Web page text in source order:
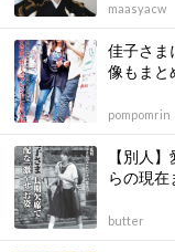
maasyacw
佳子さま
像もまと
pompomrin
【別人
らの現在
butter